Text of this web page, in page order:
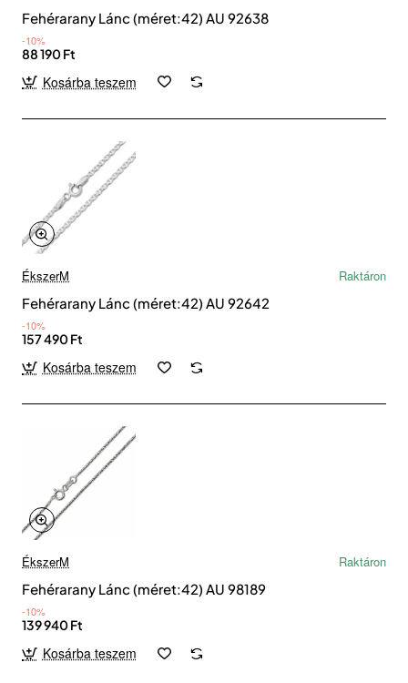
Fehérarany Lánc (méret:42) AU 92638
-10%
88 190 Ft
Kosárba teszem
ÉkszerM
Raktáron
Fehérarany Lánc (méret:42) AU 92642
-10%
157 490 Ft
Kosárba teszem
ÉkszerM
Raktáron
Fehérarany Lánc (méret:42) AU 98189
-10%
139 940 Ft
Kosárba teszem